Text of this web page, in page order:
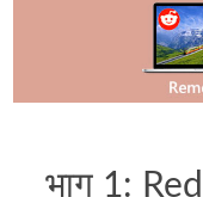
भाग 1: